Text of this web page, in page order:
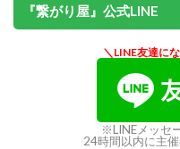
『繋がり屋』公式LINE
＼LINE友達に
※LINEメッセ
24時間以内に主